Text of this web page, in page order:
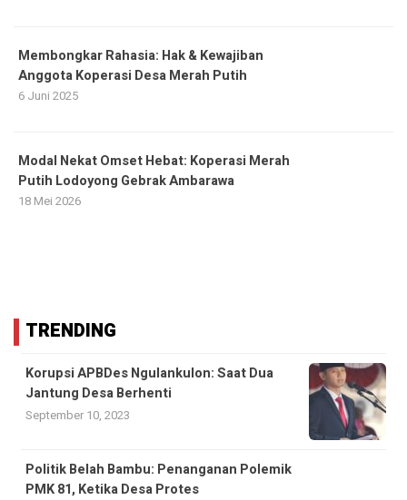
Membongkar Rahasia: Hak & Kewajiban
Anggota Koperasi Desa Merah Putih
6 Juni 2025
Modal Nekat Omset Hebat: Koperasi Merah
Putih Lodoyong Gebrak Ambarawa
18 Mei 2026
TRENDING
Korupsi APBDes Ngulankulon: Saat Dua
Jantung Desa Berhenti
September 10, 2023
Politik Belah Bambu: Penanganan Polemik
PMK 81, Ketika Desa Protes